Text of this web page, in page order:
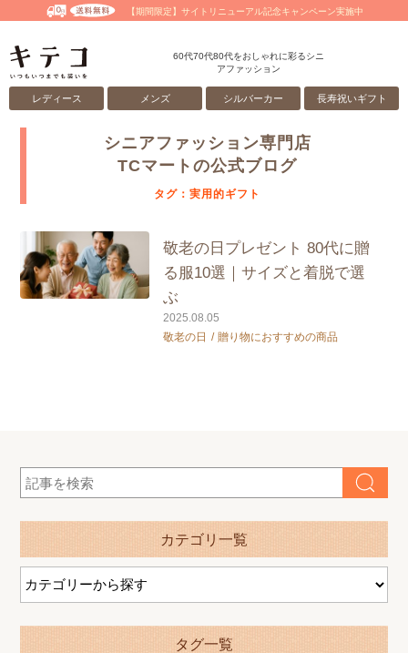
【期間限定】サイトリニューアル記念キャンペーン実施中
60代70代80代をおしゃれに彩るシニ
アファッション
レディース メンズ シルバーカー 長寿祝いギフト
シニアファッション専門店
TCマートの公式ブログ
タグ：実用的ギフト
敬老の日プレゼント 80代に贈
る服10選｜サイズと着脱で選
ぶ
2025.08.05
敬老の日
贈り物におすすめの商品
カテゴリ一覧
タグ一覧